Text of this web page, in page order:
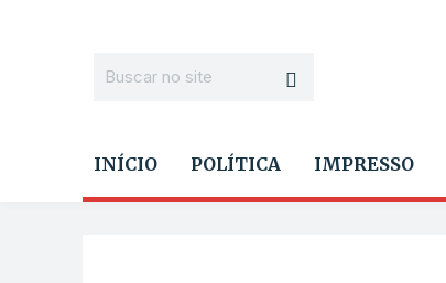
INÍCIO POLÍTICA IMPRESSO